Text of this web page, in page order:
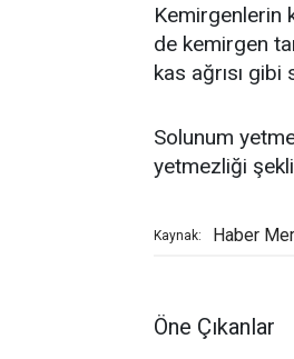
Kemirgenlerin
de kemirgen
kas ağrısı
Solunum
yetmezliği
Kaynak: Haber
Öne Çıkanlar